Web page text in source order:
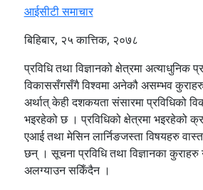
आईसीटी समाचार
बिहिबार, २५ कात्तिक, २०७८
प्रविधि तथा विज्ञानको क्षेत्रमा अत्याधुनिक
विकाससँगसँगै विश्वमा अनेकौ असम्भव
अर्थात् केही दशकयता संसारमा प्रविधिको
भइरहेको छ । प्रविधिको क्षेत्रमा भइरहेको
एआई तथा मेसिन लार्निङजस्ता विषयहरु
छन् । सूचना प्रविधि तथा विज्ञानका कुराहरु
अलग्याउन सकिँदैन ।